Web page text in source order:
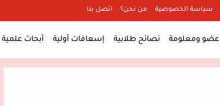
سياسة الخصوصية من نحن؟ اتصل بنا
عضو ومعلومة نصائح طلابية إسعافات أولية أبحاث علمية